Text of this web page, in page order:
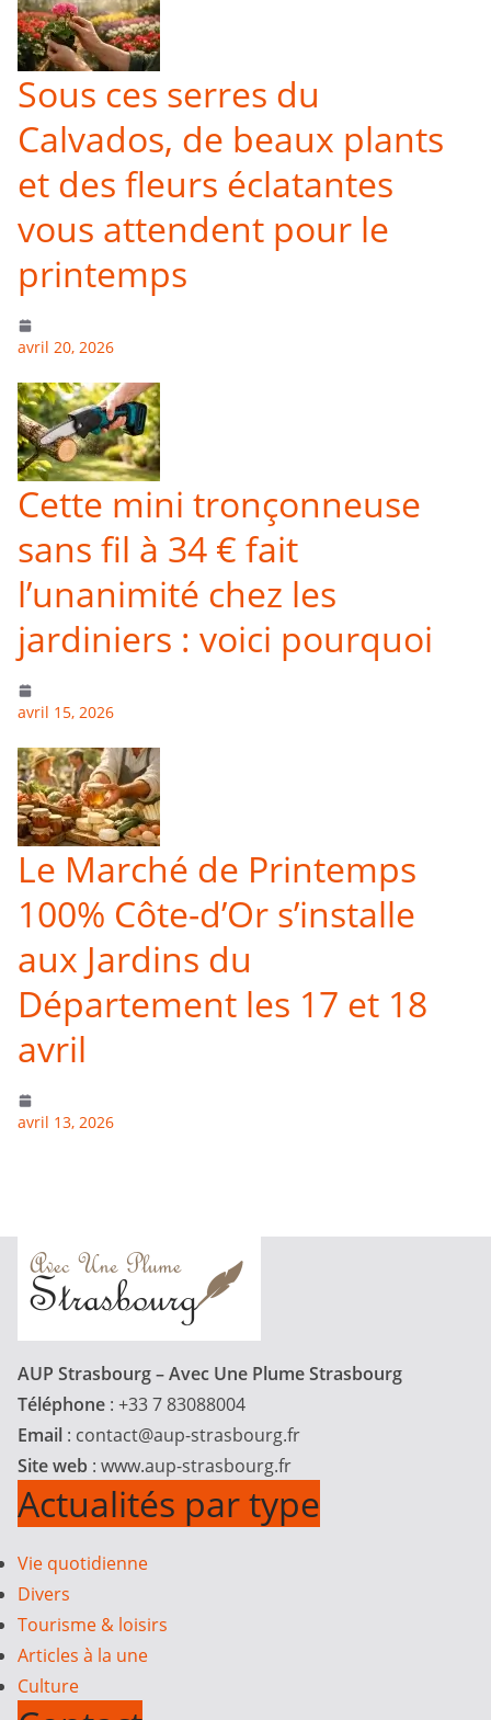
Sous ces serres du
Calvados, de beaux plants
et des fleurs éclatantes
vous attendent pour le
printemps
avril 20, 2026
Cette mini tronçonneuse
sans fil à 34 € fait
l’unanimité chez les
jardiniers : voici pourquoi
avril 15, 2026
Le Marché de Printemps
100% Côte-d’Or s’installe
aux Jardins du
Département les 17 et 18
avril
avril 13, 2026
AUP Strasbourg – Avec Une Plume Strasbourg
Téléphone : +33 7 83088004
Email : contact@aup-strasbourg.fr
Site web : www.aup-strasbourg.fr
Actualités par type
Vie quotidienne
Divers
Tourisme & loisirs
Articles à la une
Culture